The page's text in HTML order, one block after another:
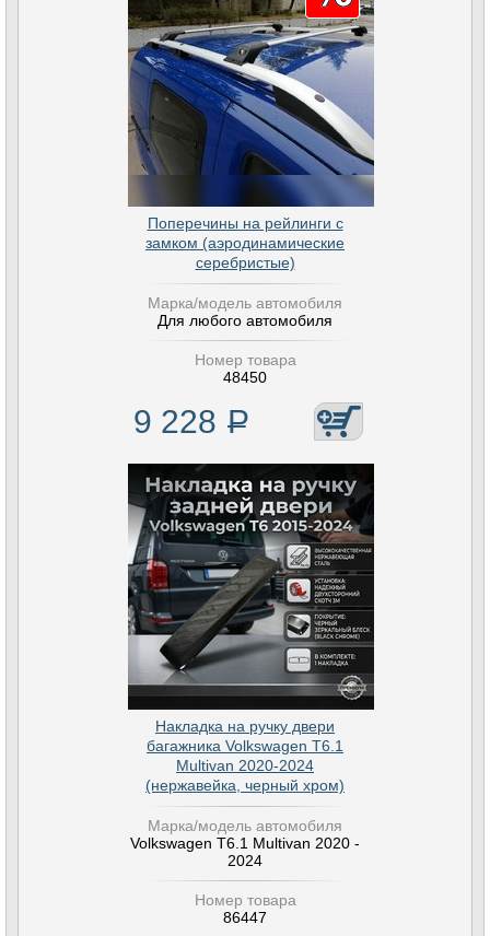
Поперечины на рейлинги с
замком (аэродинамические
серебристые)
Марка/модель автомобиля
Для любого автомобиля
Номер товара
48450
9 228 Р
Накладка на ручку двери
багажника Volkswagen T6.1
Multivan 2020-2024
(нержавейка, черный хром)
Марка/модель автомобиля
Volkswagen T6.1 Multivan 2020 -
2024
Номер товара
86447